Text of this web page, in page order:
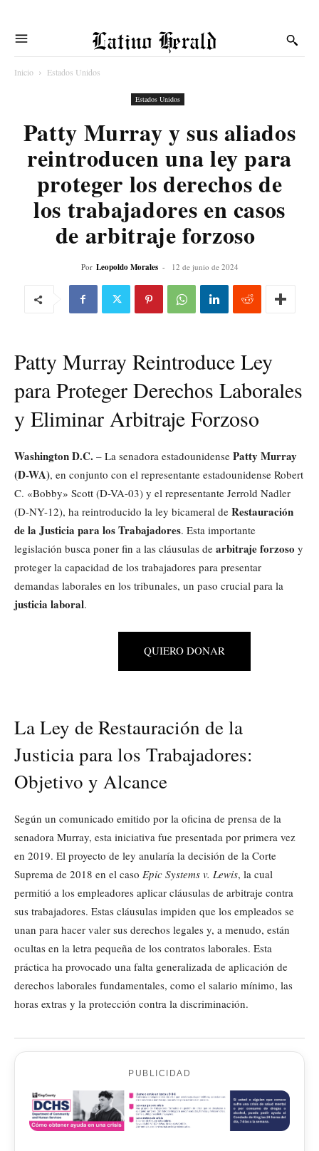
Latino Herald
Inicio Estados Unidos
Estados Unidos
Patty Murray y sus aliados
reintroducen una ley para
proteger los derechos de
los trabajadores en casos
de arbitraje forzoso
Por Leopoldo Morales - 12 de junio de 2024
Patty Murray Reintroduce Ley
para Proteger Derechos Laborales
y Eliminar Arbitraje Forzoso
Washington D.C. – La senadora estadounidense Patty Murray
(D-WA), en conjunto con el representante estadounidense Robert
C. «Bobby» Scott (D-VA-03) y el representante Jerrold Nadler
(D-NY-12), ha reintroducido la ley bicameral de Restauración
de la Justicia para los Trabajadores. Esta importante
legislación busca poner fin a las cláusulas de arbitraje forzoso y
proteger la capacidad de los trabajadores para presentar
demandas laborales en los tribunales, un paso crucial para la
justicia laboral.
QUIERO DONAR
La Ley de Restauración de la
Justicia para los Trabajadores:
Objetivo y Alcance
Según un comunicado emitido por la oficina de prensa de la
senadora Murray, esta iniciativa fue presentada por primera vez
en 2019. El proyecto de ley anularía la decisión de la Corte
Suprema de 2018 en el caso Epic Systems v. Lewis, la cual
permitió a los empleadores aplicar cláusulas de arbitraje contra
sus trabajadores. Estas cláusulas impiden que los empleados se
unan para hacer valer sus derechos legales y, a menudo, están
ocultas en la letra pequeña de los contratos laborales. Esta
práctica ha provocado una falta generalizada de aplicación de
derechos laborales fundamentales, como el salario mínimo, las
horas extras y la protección contra la discriminación.
PUBLICIDAD